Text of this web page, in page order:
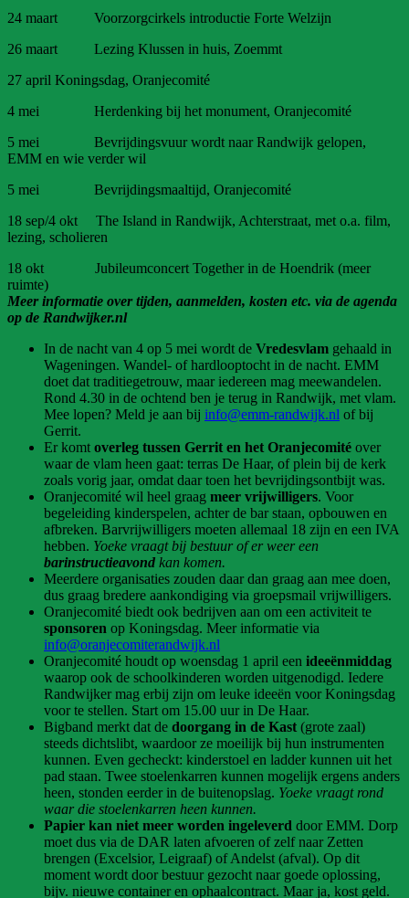
24 maart Voorzorgcirkels introductie Forte Welzijn
26 maart Lezing Klussen in huis, Zoemmt
27 april Koningsdag, Oranjecomité
4 mei Herdenking bij het monument, Oranjecomité
5 mei Bevrijdingsvuur wordt naar Randwijk gelopen,
EMM en wie verder wil
5 mei Bevrijdingsmaaltijd, Oranjecomité
18 sep/4 okt The Island in Randwijk, Achterstraat, met o.a. film,
lezing, scholieren
18 okt Jubileumconcert Together in de Hoendrik (meer
ruimte)
Meer informatie over tijden, aanmelden, kosten etc. via de agenda
op de Randwijker.nl
In de nacht van 4 op 5 mei wordt de Vredesvlam gehaald in
Wageningen. Wandel- of hardlooptocht in de nacht. EMM
doet dat traditiegetrouw, maar iedereen mag meewandelen.
Rond 4.30 in de ochtend ben je terug in Randwijk, met vlam.
Mee lopen? Meld je aan bij info@emm-randwijk.nl of bij
Gerrit.
Er komt overleg tussen Gerrit en het Oranjecomité over
waar de vlam heen gaat: terras De Haar, of plein bij de kerk
zoals vorig jaar, omdat daar toen het bevrijdingsontbijt was.
Oranjecomité wil heel graag meer vrijwilligers. Voor
begeleiding kinderspelen, achter de bar staan, opbouwen en
afbreken. Barvrijwilligers moeten allemaal 18 zijn en een IVA
hebben. Yoeke vraagt bij bestuur of er weer een
barinstructieavond kan komen.
Meerdere organisaties zouden daar dan graag aan mee doen,
dus graag bredere aankondiging via groepsmail vrijwilligers.
Oranjecomité biedt ook bedrijven aan om een activiteit te
sponsoren op Koningsdag. Meer informatie via
info@oranjecomiterandwijk.nl
Oranjecomité houdt op woensdag 1 april een ideeënmiddag
waarop ook de schoolkinderen worden uitgenodigd. Iedere
Randwijker mag erbij zijn om leuke ideeën voor Koningsdag
voor te stellen. Start om 15.00 uur in De Haar.
Bigband merkt dat de doorgang in de Kast (grote zaal)
steeds dichtslibt, waardoor ze moeilijk bij hun instrumenten
kunnen. Even gecheckt: kinderstoel en ladder kunnen uit het
pad staan. Twee stoelenkarren kunnen mogelijk ergens anders
heen, stonden eerder in de buitenopslag. Yoeke vraagt rond
waar die stoelenkarren heen kunnen.
Papier kan niet meer worden ingeleverd door EMM. Dorp
moet dus via de DAR laten afvoeren of zelf naar Zetten
brengen (Excelsior, Leigraaf) of Andelst (afval). Op dit
moment wordt door bestuur gezocht naar goede oplossing,
bijv. nieuwe container en ophaalcontract. Maar ja, kost geld.